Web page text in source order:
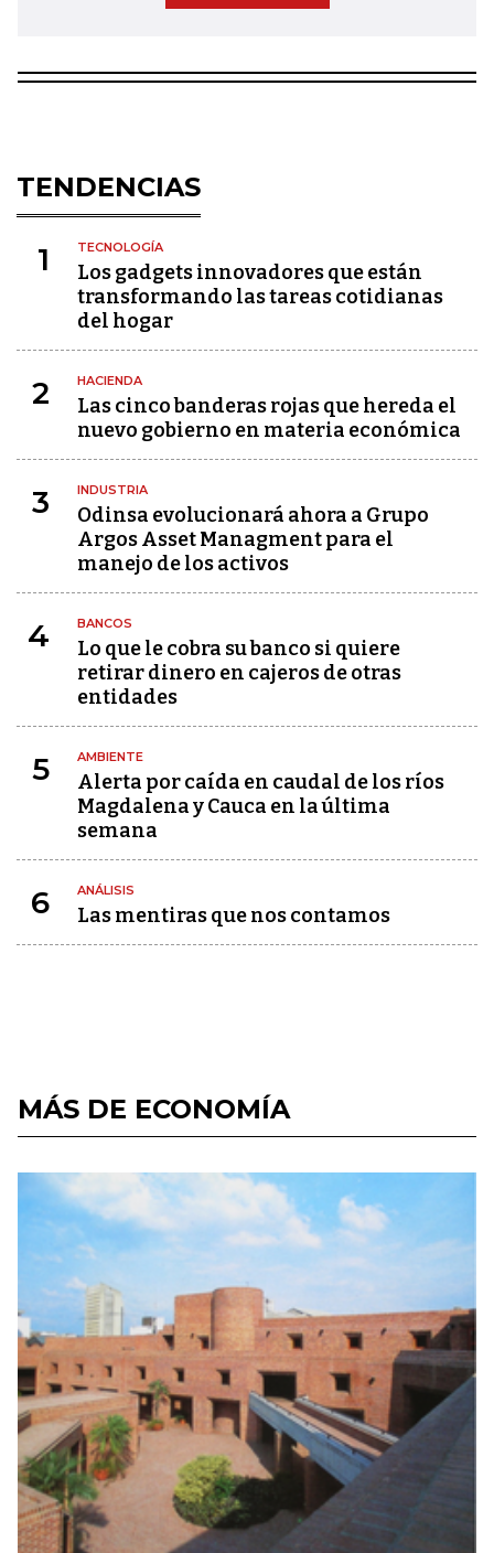
TENDENCIAS
1 TECNOLOGÍA
Los gadgets innovadores que están
transformando las tareas cotidianas
del hogar
2 HACIENDA
Las cinco banderas rojas que hereda el
nuevo gobierno en materia económica
3 INDUSTRIA
Odinsa evolucionará ahora a Grupo
Argos Asset Managment para el
manejo de los activos
4 BANCOS
Lo que le cobra su banco si quiere
retirar dinero en cajeros de otras
entidades
5 AMBIENTE
Alerta por caída en caudal de los ríos
Magdalena y Cauca en la última
semana
6 ANÁLISIS
Las mentiras que nos contamos
MÁS DE ECONOMÍA